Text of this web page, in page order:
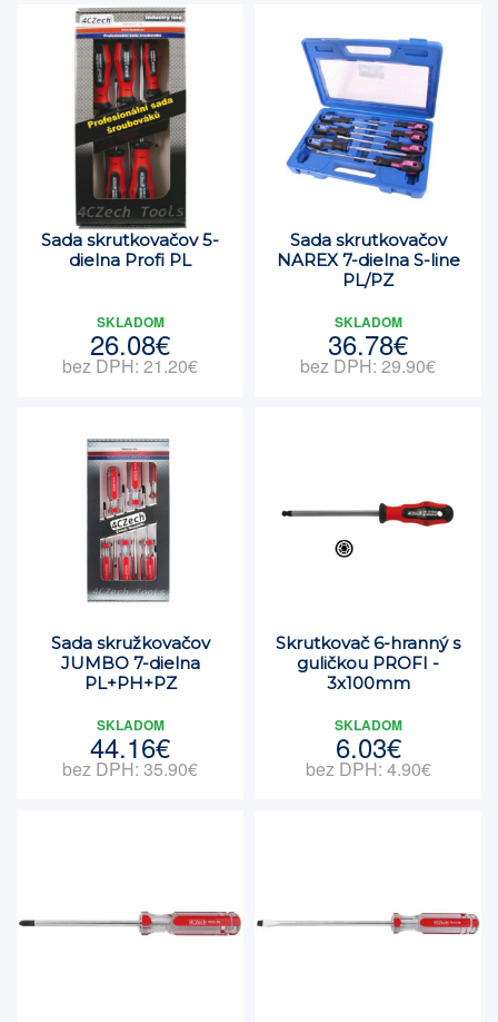
Sada skrutkovačov 5-
dielna Profi PL
SKLADOM
26.08€
bez DPH: 21.20€
Sada skrutkovačov
NAREX 7-dielna S-line
PL/PZ
SKLADOM
36.78€
bez DPH: 29.90€
Sada skružkovačov
JUMBO 7-dielna
PL+PH+PZ
SKLADOM
44.16€
bez DPH: 35.90€
Skrutkovač 6-hranný s
guličkou PROFI -
3x100mm
SKLADOM
6.03€
bez DPH: 4.90€